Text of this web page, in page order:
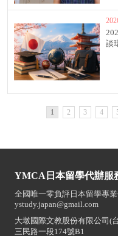
談
1 2 3 4
YMCA日本留學代辦服
全國唯一零負評日本留學專
ystudy.japan@gmail.com
大墩國際文教股份有限公司(
三民路一段174號B1